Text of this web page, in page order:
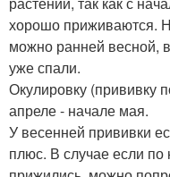
хорошо приживаются.
можно ранней весной,
уже спали.
Окулировку (прививку
апреле - начале мая.
У весенней прививки
плюс. В случае если по